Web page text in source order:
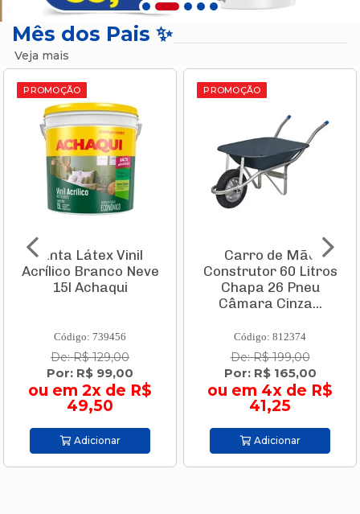
Mês dos Pais ✨
Veja mais
PROMOÇÃO
Tinta Látex Vinil
Acrílico Branco Neve
15l Achaqui
Código: 739456
De: R$ 129,00
Por: R$ 99,00
ou em 2x de R$
49,50
Adicionar
PROMOÇÃO
Carro de Mão
Construtor 60 Litros
Chapa 26 Pneu
Câmara Cinza...
Código: 812374
De: R$ 199,00
Por: R$ 165,00
ou em 4x de R$
41,25
Adicionar